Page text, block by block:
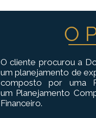
O
O cliente procurou a
um planejamento de
composto por uma
um Planejamento
Financeiro.